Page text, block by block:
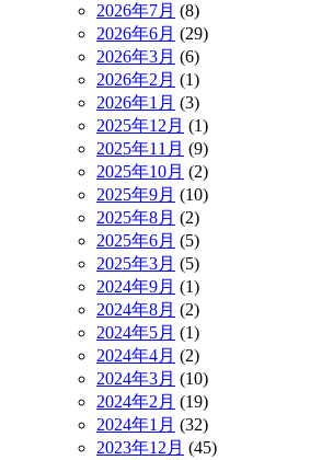
2026年7月 (8)
2026年6月 (29)
2026年3月 (6)
2026年2月 (1)
2026年1月 (3)
2025年12月 (1)
2025年11月 (9)
2025年10月 (2)
2025年9月 (10)
2025年8月 (2)
2025年6月 (5)
2025年3月 (5)
2024年9月 (1)
2024年8月 (2)
2024年5月 (1)
2024年4月 (2)
2024年3月 (10)
2024年2月 (19)
2024年1月 (32)
2023年12月 (45)